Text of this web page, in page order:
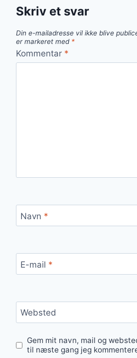
Skriv et svar
Din e-mailadresse vil ikke blive
er markeret med *
Kommentar *
Navn *
E-mail *
Websted
Gem mit navn, mail og
til næste gang jeg